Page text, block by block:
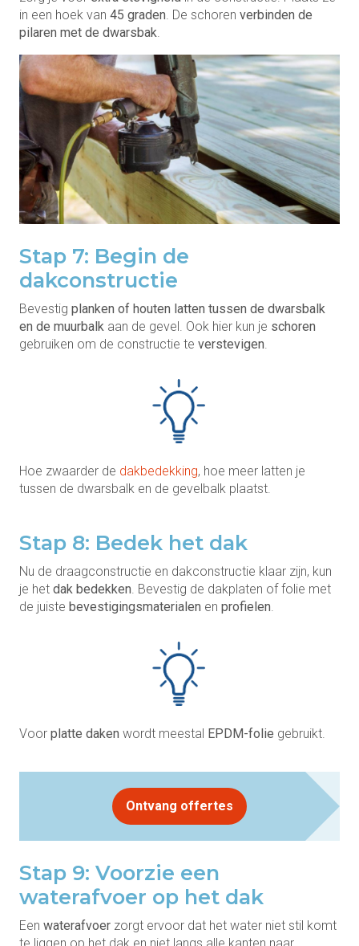
in een hoek van 45 graden. De schoren verbinden de
pilaren met de dwarsbak.
Stap 7: Begin de
dakconstructie
Bevestig planken of houten latten tussen de dwarsbalk
en de muurbalk aan de gevel. Ook hier kun je schoren
gebruiken om de constructie te verstevigen
Hoe zwaarder de dakbedekking, hoe meer latten je
tussen de dwarsbalk en de gevelbalk plaatst.
Stap 8: Bedek het dak
Nu de draagconstructie en dakconstructie klaar zijn, kun
je het dak bedekken . Bevestig de dakplaten of folie met
de juiste bevestigingsmaterialen en profielen
Voor platte daken wordt meestal EPDM-folie gebruikt.
Ontvang offertes
Stap 9: Voorzie een
waterafvoer op het dak
Een waterafvoer zorgt ervoor dat het water niet stil komt
te liggen op het dak en niet langs alle kanten naar